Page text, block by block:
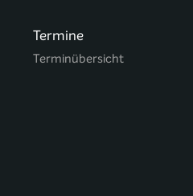
Termine
Terminübersicht